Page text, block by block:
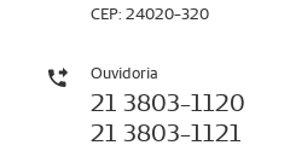
CEP: 24020-320
Ouvidoria
21 3803-1120
21 3803-1121